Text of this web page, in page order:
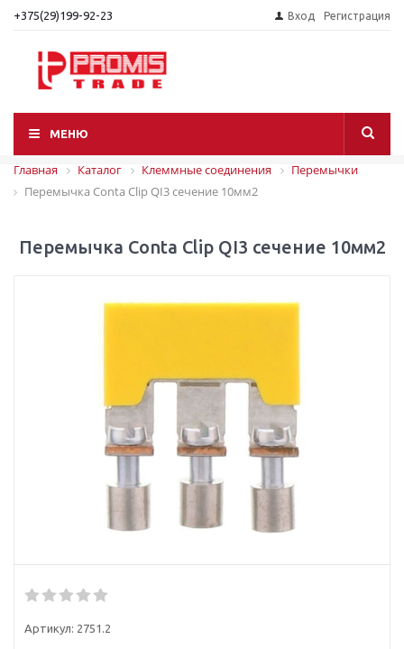
+375(29)199-92-23 Вход Регистрация
МЕНЮ
Главная Каталог Клеммные соединения
Перемычки
Перемычка Conta Clip QI3 сечение 10мм2
Перемычка Conta Clip QI3 сечение 10мм2
Артикул: 2751.2